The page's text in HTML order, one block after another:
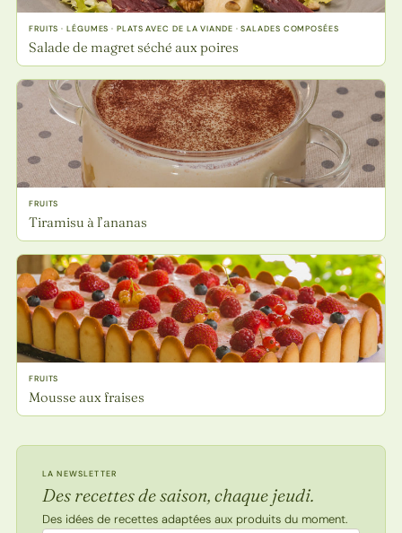
FRUITS · LÉGUMES · PLATS AVEC DE LA VIANDE · SALADES COMPOSÉES
Salade de magret séché aux poires
FRUITS
Tiramisu à l’ananas
FRUITS
Mousse aux fraises
LA NEWSLETTER
Des recettes de saison, chaque jeudi.
Des idées de recettes adaptées aux produits du moment.